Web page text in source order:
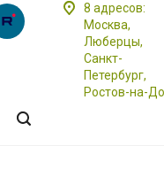
8 адресов:
Москва,
Люберцы,
Санкт-
Петербург,
Ростов-на-